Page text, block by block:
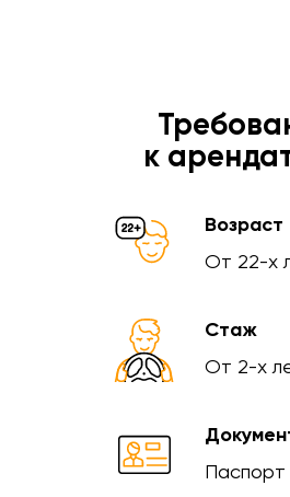
к
Возраст
От 22-х
Стаж
От 2-х
Паспорт